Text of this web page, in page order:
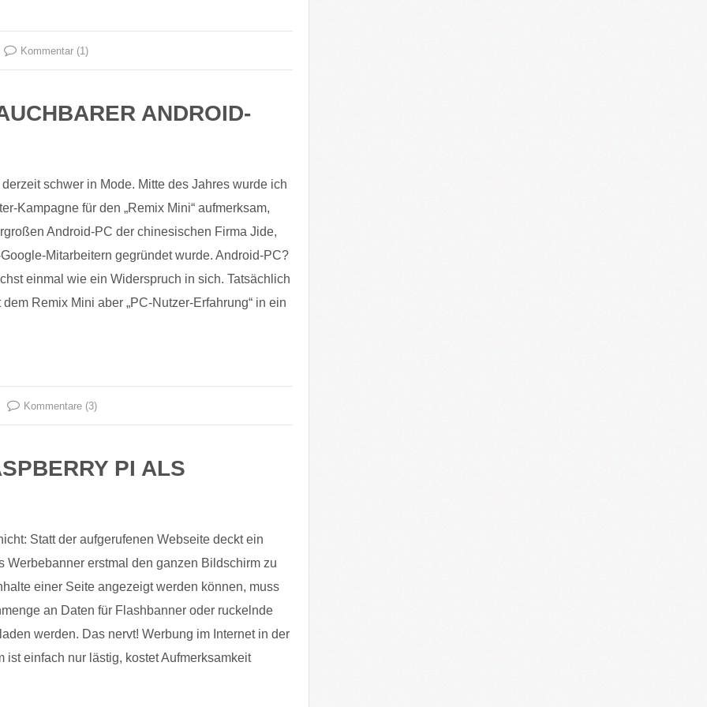
Kommentar (1)
ANDROID-
schwer in Mode. Mitte des Jahres wurde ich
Kampagne für den „Remix Mini“ aufmerksam,
Android-PC der chinesischen Firma Jide,
Mitarbeitern gegründet wurde. Android-PC?
einmal wie ein Widerspruch in sich. Tatsächlich
Remix Mini aber „PC-Nutzer-Erfahrung“ in ein
Kommentare (3)
PI ALS
Statt der aufgerufenen Webseite deckt ein
Werbebanner erstmal den ganzen Bildschirm zu
einer Seite angezeigt werden können, muss
an Daten für Flashbanner oder ruckelnde
werden. Das nervt! Werbung im Internet in der
ist einfach nur lästig, kostet Aufmerksamkeit